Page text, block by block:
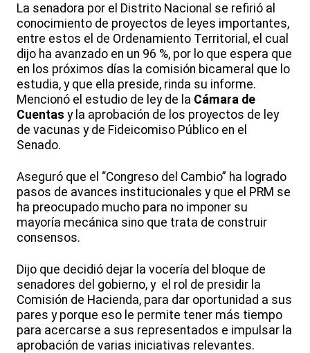
La senadora por el Distrito Nacional se refirió al
conocimiento de proyectos de leyes importantes,
entre estos el de Ordenamiento Territorial, el cual
dijo ha avanzado en un 96 %, por lo que espera que
en los próximos días la comisión bicameral que lo
estudia, y que ella preside, rinda su informe.
Mencionó el estudio de ley de la Cámara de
Cuentas y la aprobación de los proyectos de ley
de vacunas y de Fideicomiso Público en el
Senado.
Aseguró que el “Congreso del Cambio” ha logrado
pasos de avances institucionales y que el PRM se
ha preocupado mucho para no imponer su
mayoría mecánica sino que trata de construir
consensos.
Dijo que decidió dejar la vocería del bloque de
senadores del gobierno, y el rol de presidir la
Comisión de Hacienda, para dar oportunidad a sus
pares y porque eso le permite tener más tiempo
para acercarse a sus representados e impulsar la
aprobación de varias iniciativas relevantes.